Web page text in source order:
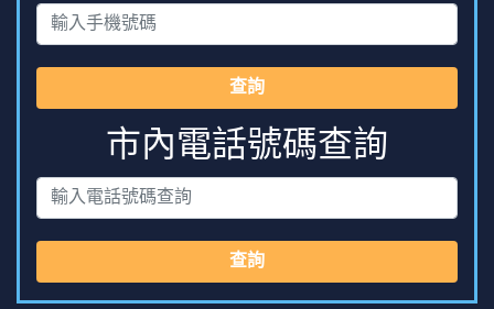
查詢
市內電話號碼查詢
查詢